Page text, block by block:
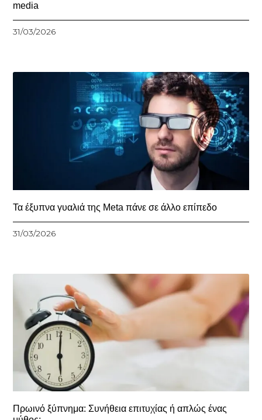
media
31/03/2026
Τα έξυπνα γυαλιά της Meta πάνε σε άλλο επίπεδο
31/03/2026
Πρωινό ξύπνημα: Συνήθεια επιτυχίας ή απλώς ένας